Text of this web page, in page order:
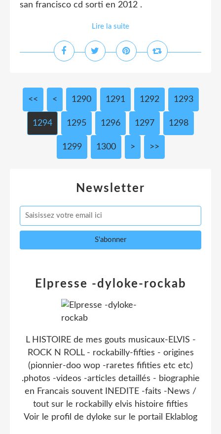
san francisco cd sorti en 2012 .
Lire la suite
<< < 1200
1210
1220
1230
1240
1250
1260
1270
1280
1290 1291 1292 1293
1294 1295 1296 1297 1298
1299 1300 1400
1500
1600
1700
1800
1900
2000
2100
2200
2300
2400
2500
2600
2700
2800
2900
3000
> >>
Newsletter
Elpresse -dyloke-rockab
L HISTOIRE de mes gouts musicaux-ELVIS -
ROCK N ROLL - rockabilly-fifties - origines
(pionnier-doo wop -raretes fifities etc etc)
.photos -videos -articles detaillés - biographie
en Francais souvent INEDITE -faits -News /
tout sur le rockabilly elvis histoire fifties
Voir le profil de dyloke sur le portail Eklablog